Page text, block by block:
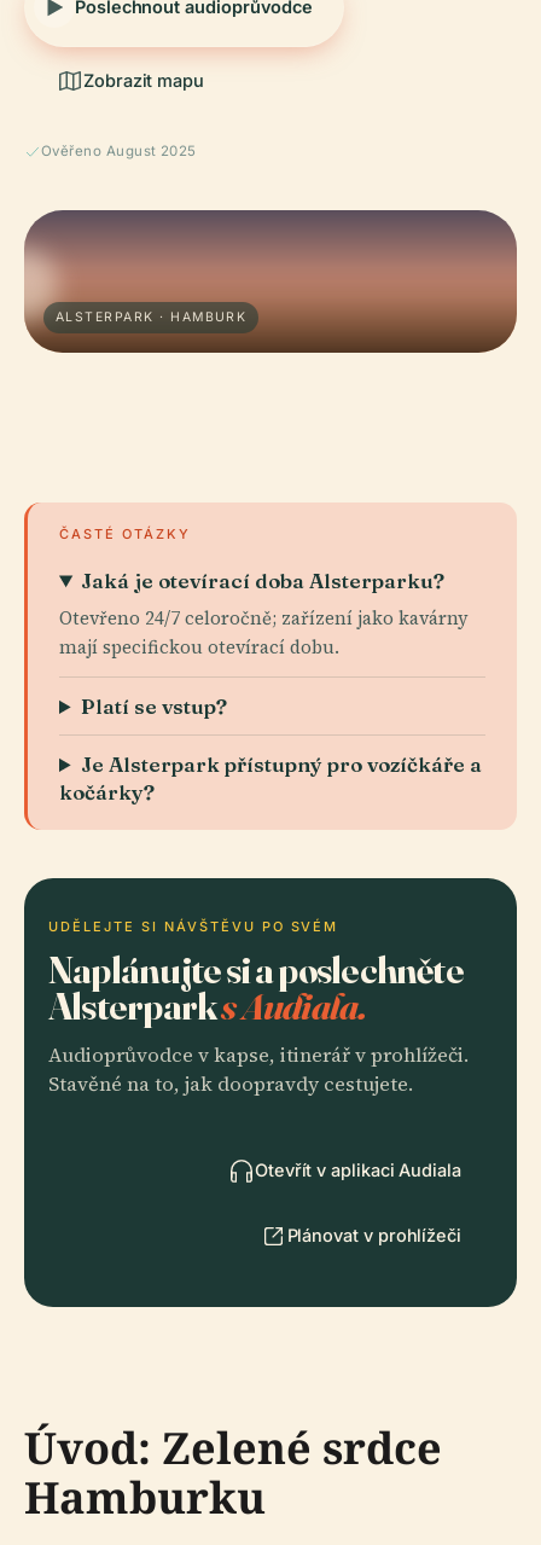
Poslechnout audioprůvodce
Zobrazit mapu
Ověřeno August 2025
ALSTERPARK · HAMBURK
ČASTÉ OTÁZKY
Jaká je otevírací doba Alsterparku?
Otevřeno 24/7 celoročně; zařízení jako kavárny
mají specifickou otevírací dobu.
Platí se vstup?
Je Alsterpark přístupný pro vozíčkáře a
kočárky?
UDĚLEJTE SI NÁVŠTĚVU PO SVÉM
Naplánujte si a poslechněte
Alsterparks Audiala.
Audioprůvodce v kapse, itinerář v prohlížeči.
Stavěné na to, jak doopravdy cestujete.
Otevřít v aplikaci Audiala
Plánovat v prohlížeči
Úvod: Zelené srdce
Hamburku